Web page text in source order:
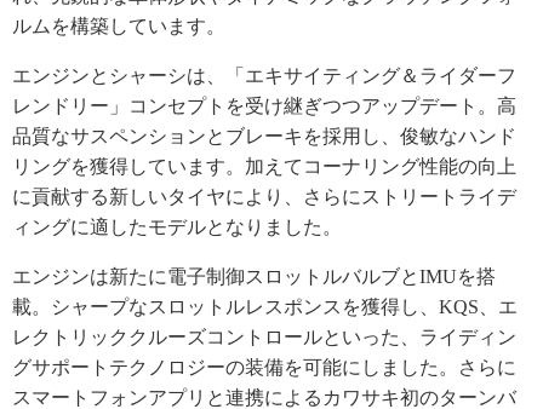
ルムを構築しています。
エンジンとシャーシは、「エキサイティング＆ライダーフ
レンドリー」コンセプトを受け継ぎつつアップデート。高
品質なサスペンションとブレーキを採用し、俊敏なハンド
リングを獲得しています。加えてコーナリング性能の向上
に貢献する新しいタイヤにより、さらにストリートライデ
ィングに適したモデルとなりました。
エンジンは新たに電子制御スロットルバルブとIMUを搭
載。シャープなスロットルレスポンスを獲得し、KQS、エ
レクトリッククルーズコントロールといった、ライディン
グサポートテクノロジーの装備を可能にしました。さらに
スマートフォンアプリと連携によるカワサキ初のターンバ